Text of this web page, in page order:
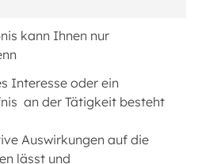
kann Ihnen nur
Interesse oder ein
an der Tätigkeit besteht
Auswirkungen auf die
lässt und